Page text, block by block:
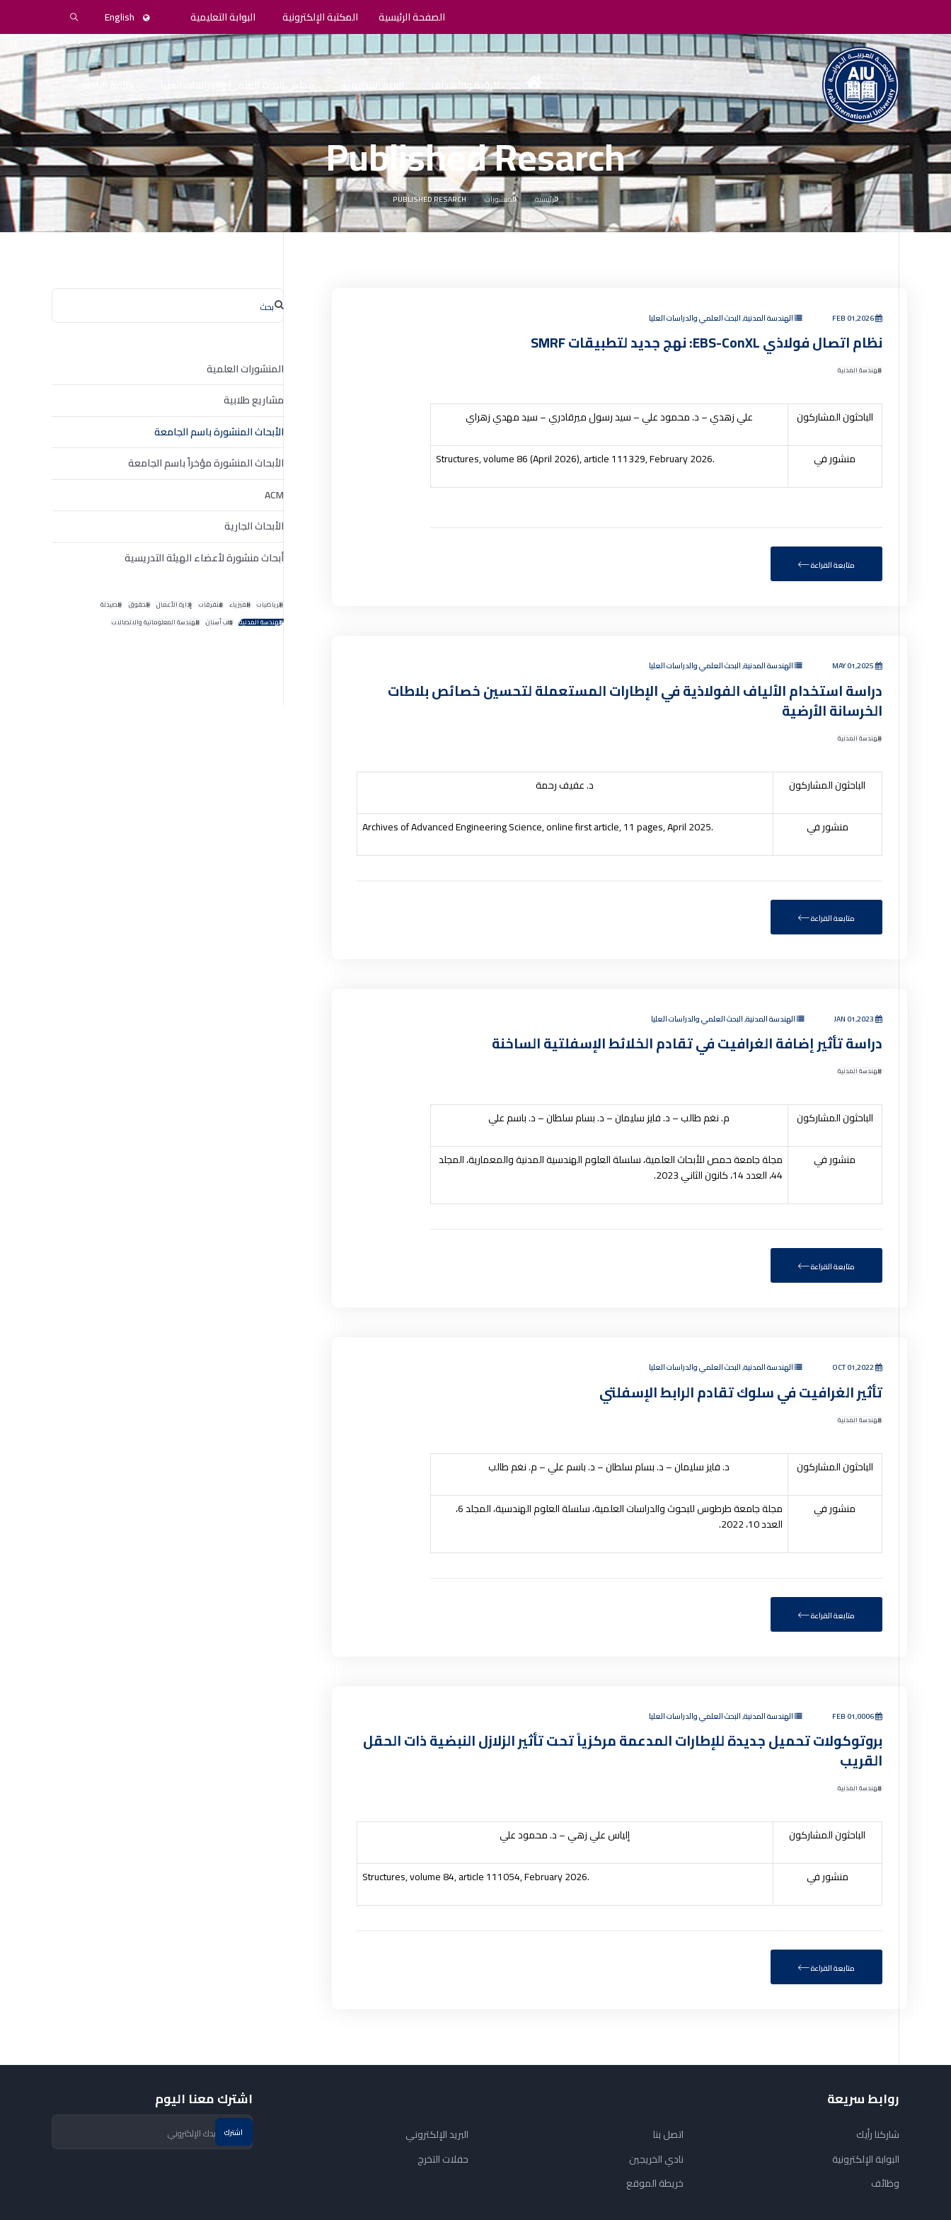
الصفحة الرئيسية المكتبة الإلكترونية البوابة التعليمية English
الرؤية والأهداف البنية التنظيمية مجلس البحث العلمي والدراسات العليا
Published Resarch
الرئيسية المنشورات PUBLISHED RESARCH
FEB 01,2026 الهندسة المدنية, البحث العلمي والدراسات العليا
نظام اتصال فولاذي EBS-ConXL: نهج جديد لتطبيقات SMRF
الهندسة المدنية
الباحثون المشاركون علي زهدي – د. محمود علي – سيد رسول ميرقادري – سيد مهدي زهراي
منشور في Structures, volume 86(April 2026), article 111329, February 2026.
متابعة القراءة
الهندسة المدنية, البحث العلمي والدراسات العليا
دراسة استخدام الألياف الفولاذية في الإطارات المستعملة لتحسين خصائص بلاطات
الخرسانة الأرضية
الهندسة المدنية
الباحثون المشاركون د. عفيف رحمة
منشور في Archives of Advanced Engineering Science, online first article, 11 pages, April 2025.
متابعة القراءة
الهندسة المدنية, البحث العلمي والدراسات العليا
دراسة تأثير إضافة الغرافيت في تقادم الخلائط الإسفلتية الساخنة
الهندسة المدنية
الباحثون المشاركون م. نغم طالب – د. فايز سليمان – د. بسام سلطان – د. باسم علي
منشور في مجلة جامعة حمص للأبحاث العلمية، سلسلة العلوم الهندسية المدنية والمعمارية، المجلد
44، العدد 14، كانون الثاني 2023.
متابعة القراءة
OCT 01,2022 الهندسة المدنية, البحث العلمي والدراسات العليا
تأثير الغرافيت في سلوك تقادم الرابط الإسفلتي
الهندسة المدنية
الباحثون المشاركون د. فايز سليمان – د. بسام سلطان – د. باسم علي – م. نغم طالب
منشور في مجلة جامعة طرطوس للبحوث والدراسات العلمية، سلسلة العلوم الهندسية
، المجلد 6،
العدد 10، 2022.
متابعة القراءة
FEB 01,0006 الهندسة المدنية, البحث العلمي والدراسات العليا
بروتوكولات تحميل جديدة للإطارات المدعمة مركزياً تحت تأثير الزلازل النبضية ذات الحقل
القريب
الهندسة المدنية
الباحثون المشاركون إلياس علي زهي – د. محمود علي
منشور في Structures, volume 84, article 111054, February 2026.
متابعة القراءة
المنشورات العلمية
مشاريع طلابية
الأبحاث المنشورة باسم الجامعة
الأبحاث المنشورة مؤخراً باسم الجامعة
ACM
الأبحاث الجارية
أبحاث منشورة لأعضاء الهيئة التدريسية
الرياضيات الفيزياء متفرقات إدارة الأعمال الحقوق الصيدلة
الهندسة المدنية طب أسنان الهندسة المعلوماتية والاتصالات
روابط سريعة
شاركنا رأيك
البوابة الإلكترونية
وظائف
اتصل بنا
نادي الخريجين
خريطة الموقع
البريد الإلكتروني
حفلات التخرج
اشترك معنا اليوم